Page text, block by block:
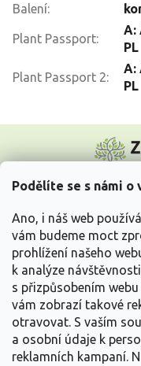
Podělíte se s námi o
Ano, i náš web
vám budeme moct
prohlížení našeho
k analýze
s přizpůsobením
vám zobrazí takové
otravovat. S vaším
a osobní údaje k
reklamních kampaní.
Balení:
Plant Passport:
A:
PL
Plant Passport 2:
A:
PL
p
Vše o nákupu
Informace pro Vás
Kontakujte nás